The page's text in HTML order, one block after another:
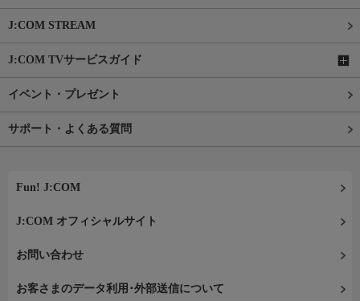
J:COM STREAM
J:COM TVサービスガイド
イベント・プレゼント
サポート・よくある質問
Fun! J:COM
J:COM オフィシャルサイト
お問い合わせ
お客さまのデータ利用･外部送信について